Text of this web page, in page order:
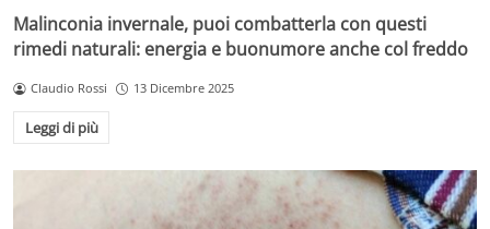
Malinconia invernale, puoi combatterla con questi
rimedi naturali: energia e buonumore anche col freddo
Claudio Rossi 13 Dicembre 2025
Leggi di più